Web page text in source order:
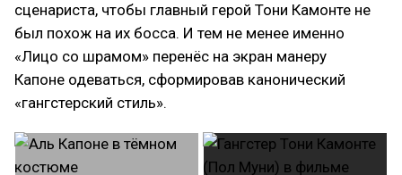
сценариста, чтобы главный герой Тони Камонте не
был похож на их босса. И тем не менее именно
«Лицо со шрамом» перенёс на экран манеру
Капоне одеваться, сформировав канонический
«гангстерский стиль».